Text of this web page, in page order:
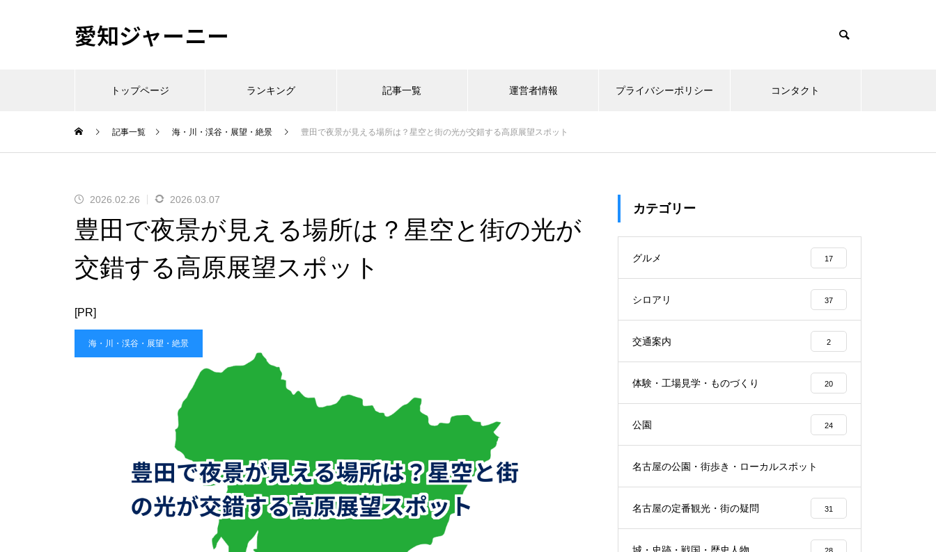
愛知ジャーニー
トップページ ランキング 記事一覧 運営者情報 プライバシーポリシー コンタクト
記事一覧 海・川・渓谷・展望・絶景 豊田で夜景が見える場所は？星空と街の光が交錯する高原展望スポット
2026.02.26 2026.03.07
豊田で夜景が見える場所は？星空と街の光が
交錯する高原展望スポット
[PR]
海・川・渓谷・展望・絶景
カテゴリー
グルメ 17
シロアリ 37
交通案内 2
体験・工場見学・ものづくり 20
公園 24
名古屋の公園・街歩き・ローカルスポット
名古屋の定番観光・街の疑問 31